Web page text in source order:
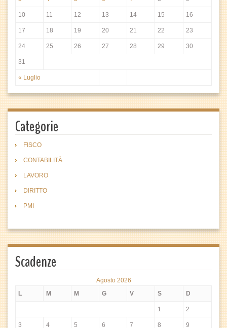
« Luglio
10 11 12 13 14 15 16
17 18 19 20 21 22 23
24 25 26 27 28 29 30
31
Categorie
FISCO
CONTABILITÀ
LAVORO
DIRITTO
PMI
Scadenze
Agosto 2026
L
M M G V S D
1 2
3 4 5 6 7 8 9